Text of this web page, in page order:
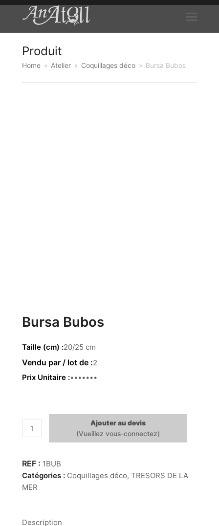
Produit
Home » Atelier » Coquillages déco » Bursa Bubos
Bursa Bubos
Taille (cm) 20/25 cm
2
Prix Unitaire 25.52 €
quantité
de
Bubos
Ajouter au devis
1BUB
Catégories : Coquillages déco, TRESORS DE LA
MER
Description